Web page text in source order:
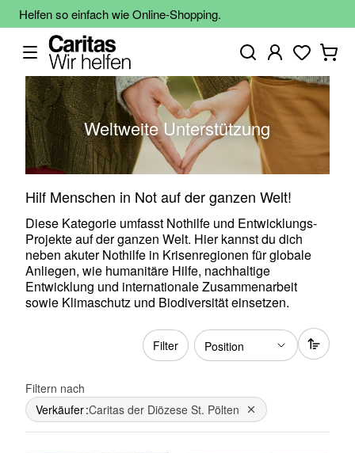
Helfen so einfach wie Online-Shopping.
Weltweite Unterstützung
Hilf Menschen in Not auf der ganzen Welt!
Diese Kategorie umfasst Nothilfe und Entwicklungs-
Projekte auf der ganzen Welt. Hier kannst du dich
neben akuter Nothilfe in Krisenregionen für globale
Anliegen, wie humanitäre Hilfe, nachhaltige
Entwicklung und internationale Zusammenarbeit
sowie Klimaschutz und Biodiversität einsetzen.
Filter
Filtern nach
Verkäufer Caritas der Diözese St. Pölten Dies entfernen